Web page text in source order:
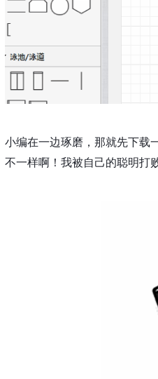
小编在一边琢磨，那就先下载
不一样啊！我被自己的聪明打